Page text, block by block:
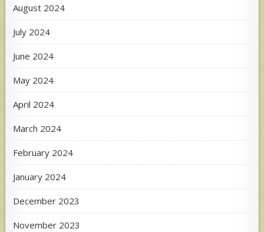
August 2024
July 2024
June 2024
May 2024
April 2024
March 2024
February 2024
January 2024
December 2023
November 2023